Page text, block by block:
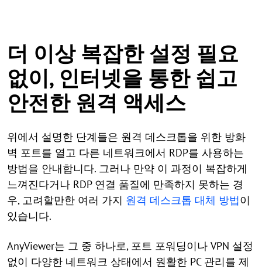
더 이상 복잡한 설정 필요
없이, 인터넷을 통한 쉽고
안전한 원격 액세스
위에서 설명한 단계들은 원격 데스크톱을 위한 방화
벽 포트를 열고 다른 네트워크에서 RDP를 사용하는
방법을 안내합니다. 그러나 만약 이 과정이 복잡하게
느껴진다거나 RDP 연결 품질에 만족하지 못하는 경
우, 고려할만한 여러 가지 원격 데스크톱 대체 방법이
있습니다.
AnyViewer는 그 중 하나로, 포트 포워딩이나 VPN 설정
없이 다양한 네트워크 상태에서 원활한 PC 관리를 제